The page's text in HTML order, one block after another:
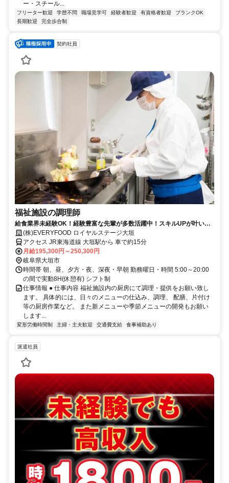
ー・スチール...
フリーター歓迎 学歴不問 職場見学可 経験者歓迎 有資格者歓迎
ブランクOK
長期歓迎
完全歩合制
契約社員
福祉施設の調理師
給食業界未経験OK！経験豊富な先輩が多数活躍中！スキルUPが叶いま
す！(株)EVERYFOOD ロイヤルステージ大垣
アクセス JR東海道線 大垣駅から 車で約15分
月給195,300円～250,300円
岐阜県大垣市
時間帯 朝、昼、夕方・夜、深夜・早朝 勤務曜日・時間 5:00～20:00
の間で実動8H(休憩有) シフト制
仕事情報 ● 仕事内容 福祉施設内の厨房にて調理・提供をお願い致し
ます。 具体的には、日々のメニューの仕込み、調理、 配膳、片付け
等の厨房作業など。 また新メニューや季節メニューの開発もお願い
します...
変形労働時間制 主婦・主夫歓迎 交通費支給 食事補助あり
派遣社員